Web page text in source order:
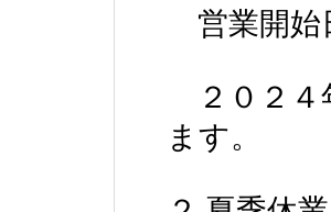
営業開始
２０２４
ます。